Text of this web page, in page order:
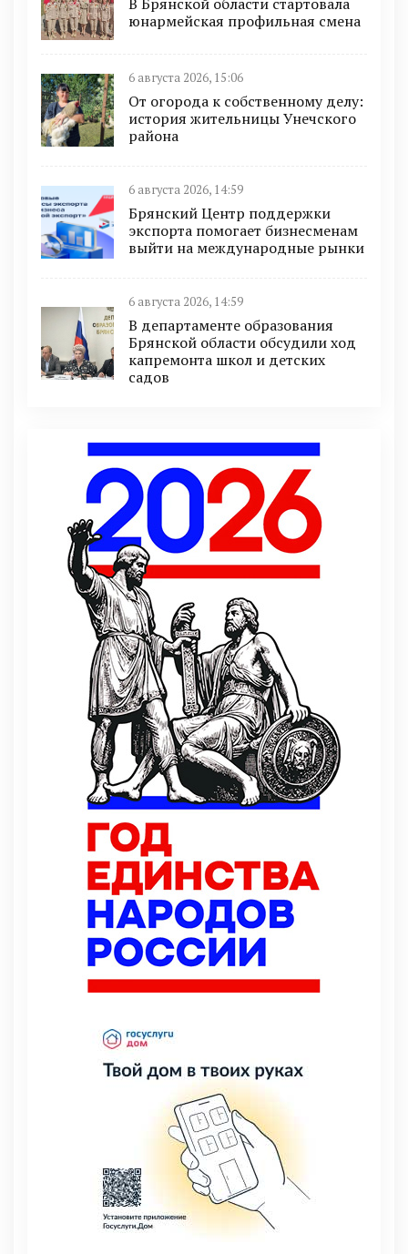
юнармейская профильная смена
6 августа 2026, 15:06
От огорода к собственному делу:
история жительницы Унечского
района
6 августа 2026, 14:59
Брянский Центр поддержки
экспорта помогает бизнесменам
выйти на международные рынки
6 августа 2026, 14:59
В департаменте образования
Брянской области обсудили ход
капремонта школ и детских
садов